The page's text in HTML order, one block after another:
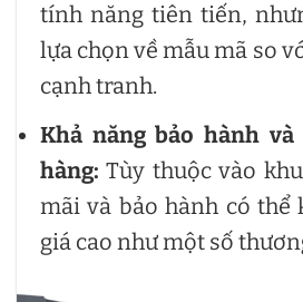
tính năng tiên tiến,
lựa chọn về mẫu mã so
cạnh tranh.
Khả năng bảo hành
hàng: Tùy thuộc vào
mãi và bảo hành có thể
giá cao như một số